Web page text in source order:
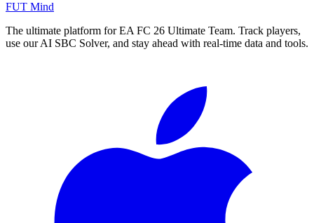
FUT Mind
The ultimate platform for EA FC 26 Ultimate Team. Track players,
use our AI SBC Solver, and stay ahead with real-time data and tools.